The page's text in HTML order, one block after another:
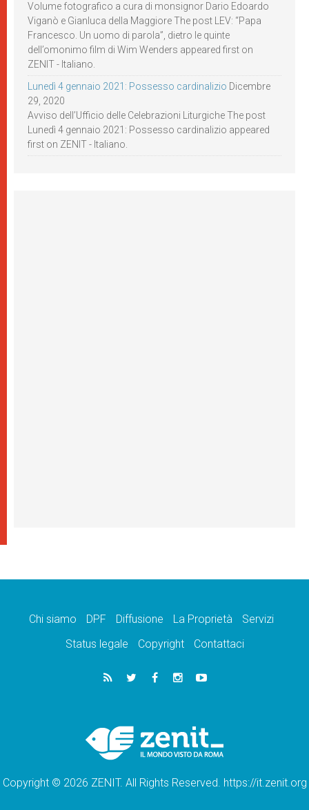
Volume fotografico a cura di monsignor Dario Edoardo
Viganò e Gianluca della Maggiore The post LEV: “Papa
Francesco. Un uomo di parola”, dietro le quinte
dell’omonimo film di Wim Wenders appeared first on
ZENIT - Italiano.
Lunedì 4 gennaio 2021: Possesso cardinalizio Dicembre
29, 2020
Avviso dell’Ufficio delle Celebrazioni Liturgiche The post
Lunedì 4 gennaio 2021: Possesso cardinalizio appeared
first on ZENIT - Italiano.
Chi siamo DPF Diffusione La Proprietà
Servizi
Status legale
Copyright Contattaci
Copyright © 2026 ZENIT. All Rights Reserved. https://it.zenit.org